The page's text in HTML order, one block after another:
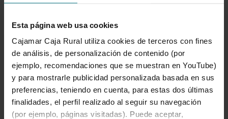
Esta página web usa cookies
Cajamar Caja Rural utiliza cookies de terceros con fines
de análisis, de personalización de contenido (por
ejemplo, recomendaciones que se muestran en YouTube)
y para mostrarle publicidad personalizada basada en sus
preferencias, teniendo en cuenta, para estas dos últimas
finalidades, el perfil realizado al seguir su navegación
(por ejemplo, páginas visitadas). Puede aceptar,
T'ajudem
Queixes i reclamacions
Oficines i caixers
Desbloqueig d'accés a banca en línia
950 18 33 13